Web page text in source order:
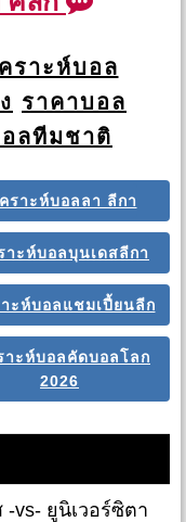
ราะห์บอล
ราคาบอล
อลทีมชาติ
ราะห์บอลลา ลีกา
าะห์บอลบุนเดสลีกา
าะห์บอลแชมเปี้ยนลีก
าะห์บอลคัดบอลโลก
2026
-vs- ยูนิเวอร์ซิตา